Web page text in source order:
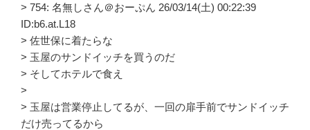
> 754: 名無しさん＠おーぷん 26/03/14(土) 00:22:39
ID:b6.at.L18
> 佐世保に着たらな
> 玉屋のサンドイッチを買うのだ
> そしてホテルで食え
>
> 玉屋は営業停止してるが、一回の扉手前でサンドイッチ
だけ売ってるから